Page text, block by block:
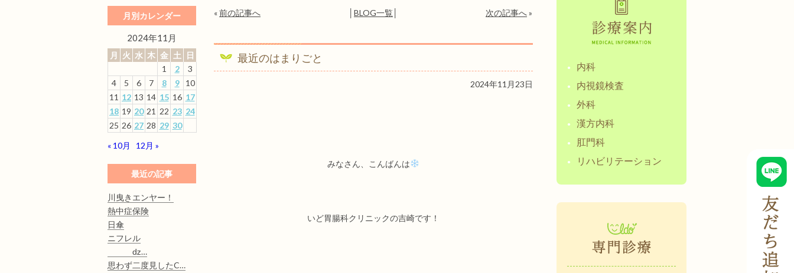
«前の記事へ BLOG一覧 次の記事へ»
最近のはまりごと
2024年11月23日
みなさん、こんばんは
いど胃腸科クリニックの吉崎です！
月別カレンダー
2024年11月
月 火 水 木 金 土
日
1
2
3
4
5 6 7 8 9
10
11 12 13 14 15 16 17
18 19 20 21 22 23 24
25 26 27 28 29 30
« 10月
12月 »
最近の記事
川曳きエンヤー！
熱中症保険
日傘
ニフレル
ǳ…
思わず二度見したC…
内科
内視鏡検査
外科
漢方内科
肛門科
リハビリテーション